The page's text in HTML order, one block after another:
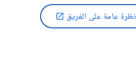
نظرة عامة على الفريق open_in_new